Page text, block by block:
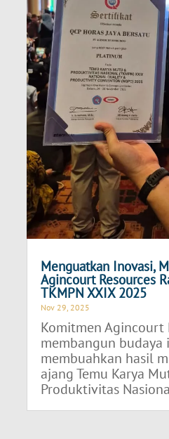
Menguatkan Inovasi,
Agincourt Resources
TKMPN XXIX 2025
Nov 29, 2025
Komitmen Agincourt
membangun budaya
membuahkan hasil
ajang Temu Karya
Produktivitas